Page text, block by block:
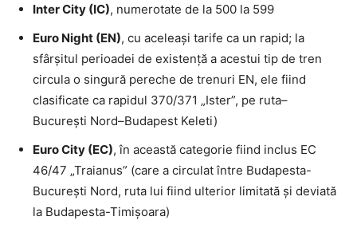
Inter City (IC), numerotate de la 500 la 599
Euro Night (EN), cu aceleași tarife ca un rapid; la
sfârșitul perioadei de existență a acestui tip de tren
circula o singură pereche de trenuri EN, ele fiind
clasificate ca rapidul 370/371 „Ister”, pe ruta–
București Nord–Budapest Keleti)
Euro City (EC), în această categorie fiind inclus EC
46/47 „Traianus” (care a circulat între Budapesta-
București Nord, ruta lui fiind ulterior limitată și deviată
la Budapesta-Timișoara)